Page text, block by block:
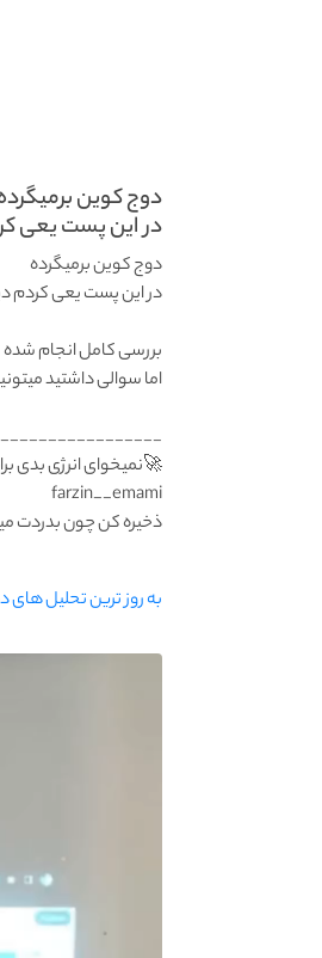
دوج کوین
در این پست یعی
دوج کوین برمیگرده
در این پست یعی کردم
بررسی کامل انجام شده
اما سوالی داشتید
farzin__emami
به روز ترین تحلیل های